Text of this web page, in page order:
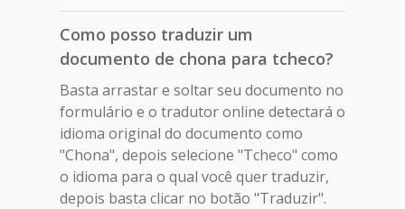
Como posso traduzir um
documento de chona para tcheco?
Basta arrastar e soltar seu documento no
formulário e o tradutor online detectará o
idioma original do documento como
"Chona", depois selecione "Tcheco" como
o idioma para o qual você quer traduzir,
depois basta clicar no botão "Traduzir".